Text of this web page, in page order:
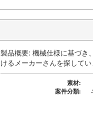
製品概要: 機械仕様に基づき
けるメーカーさんを探してい
素材:
案件分類: